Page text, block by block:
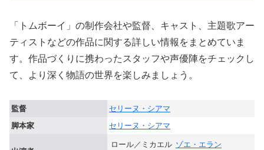
「トムボーイ」の制作会社や監督、キャスト、主題歌アー
ティストなどの作品に関する詳しい情報をまとめていま
す。作品づくりに携わったスタッフや声優陣をチェックし
て、より深く物語の世界を楽しみましょう。
監督
セリーヌ・シアマ
脚本家
セリーヌ・シアマ
ロール／ミカエル ゾエ・エラン